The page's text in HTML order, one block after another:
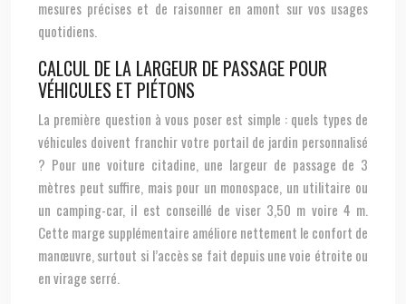
mesures précises et de raisonner en amont sur vos usages
quotidiens.
CALCUL DE LA LARGEUR DE PASSAGE POUR
VÉHICULES ET PIÉTONS
La première question à vous poser est simple : quels types de
véhicules doivent franchir votre portail de jardin personnalisé
? Pour une voiture citadine, une largeur de passage de 3
mètres peut suffire, mais pour un monospace, un utilitaire ou
un camping-car, il est conseillé de viser 3,50 m voire 4 m.
Cette marge supplémentaire améliore nettement le confort de
manœuvre, surtout si l’accès se fait depuis une voie étroite ou
en virage serré.